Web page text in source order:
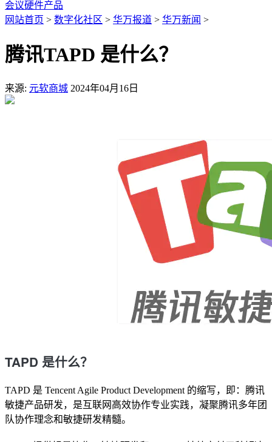
会议硬件产品
网站首页 > 数字化社区 > 华万报道 > 华万新闻 >
腾讯TAPD 是什么？
来源: 元软商城 2024年04月16日
TAPD 是什么？
TAPD 是 Tencent Agile Product Development 的缩写，即：腾讯
敏捷产品研发，是互联网高效协作专业实践，凝聚腾讯多年团
队协作理念和敏捷研发精髓。